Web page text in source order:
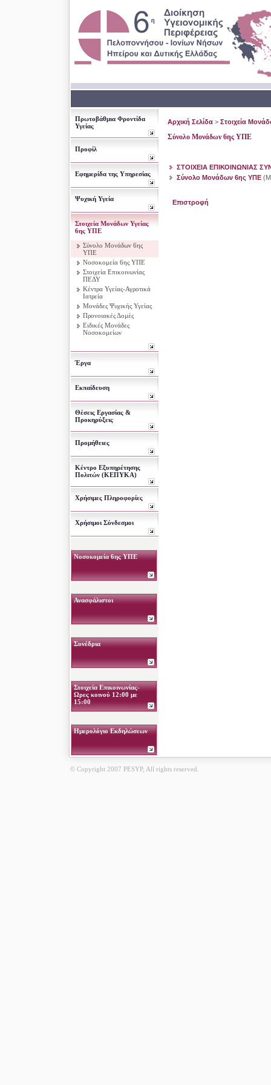
Πρωτοβάθμια Φροντίδα
Υγείας
Προφίλ
Εφημερίδα της Υπηρεσίας
Ψυχική Υγεία
Στοιχεία Μονάδων Υγείας
6ης ΥΠΕ
Σύνολο Μονάδων 6ης
ΥΠΕ
Νοσοκομεία 6ης ΥΠΕ
Στοιχεία Επικοινωνίας
ΠΕΔΥ
Κέντρα Υγείας-Αγροτικά
Ιατρεία
Μονάδες Ψυχικής Υγείας
Προνοιακές Δομές
Ειδικές Μονάδες
Νοσοκομείων
Έργα
Εκπαίδευση
Θέσεις Εργασίας &
Προκηρύξεις
Προμήθειες
Κέντρο Εξυπηρέτησης
Πολιτών (ΚΕΠΥΚΑ)
Χρήσιμες Πληροφορίες
Χρήσιμοι Σύνδεσμοι
Νοσοκομεία 6ης ΥΠΕ
Ανασφάλιστοι
Συνέδρια
Στοιχεία Επικοινωνίας-
Ωρες κοινού 12:00 με
15:00
Ημερολόγιο Εκδηλώσεων
Αρχική Σελίδα > Στοιχεία
Σύνολο Μονάδων 6ης ΥΠΕ
ΣΤΟΙΧΕΙΑ ΕΠΙΚΟΙΝΩΝΙΑΣ
Σύνολο Μονάδων 6ης ΥΠΕ
Επιστροφή
© Copyright 2007 PESYP, All rights reserved.